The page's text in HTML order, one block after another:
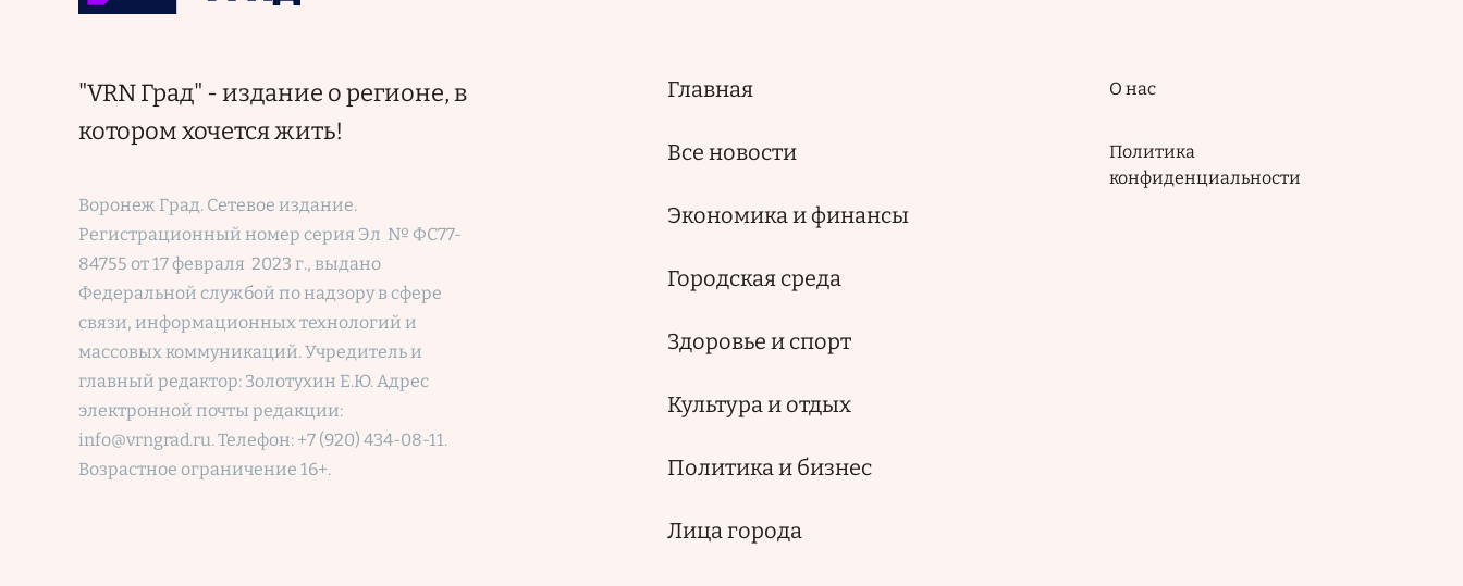
"VRN Град" - издание о регионе, в
котором хочется жить!
Воронеж Град. Сетевое издание.
Регистрационный номер серия Эл № ФС77-
84755 от 17 февраля 2023 г., выдано
Федеральной службой по надзору в сфере
связи, информационных технологий и
массовых коммуникаций. Учредитель и
главный редактор: Золотухин Е.Ю. Адрес
электронной почты редакции:
info@vrngrad.ru. Телефон: +7 (920) 434-08-11.
Возрастное ограничение 16+.
Основная
Главная
Все новости
Экономика и финансы
Городская среда
Здоровье и спорт
Культура и отдых
Политика и бизнес
Лица города
Подвал
О нас
Политика
конфиденциальности